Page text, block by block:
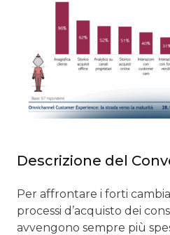
Descrizione del
Per affrontare i forti
processi d’acquisto dei
avvengono sempre più